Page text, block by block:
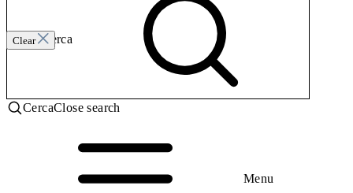
Clear
Invia ricerca
CercaClose search
Menu